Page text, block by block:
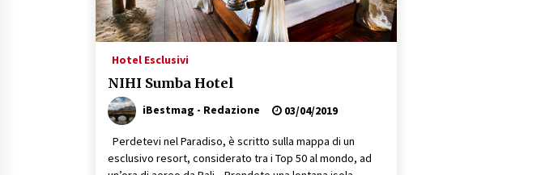
Hotel Esclusivi
NIHI Sumba Hotel
iBestmag - Redazione 03/04/2019
Perdetevi nel Paradiso, è scritto sulla mappa di un
esclusivo resort, considerato tra i Top 50 al mondo, ad